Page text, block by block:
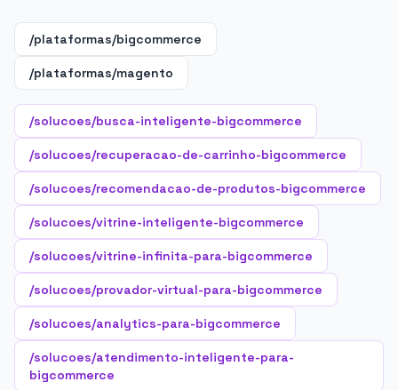
/plataformas/bigcommerce
/plataformas/magento
/solucoes/busca-inteligente-bigcommerce
/solucoes/recuperacao-de-carrinho-bigcommerce
/solucoes/recomendacao-de-produtos-bigcommerce
/solucoes/vitrine-inteligente-bigcommerce
/solucoes/vitrine-infinita-para-bigcommerce
/solucoes/provador-virtual-para-bigcommerce
/solucoes/analytics-para-bigcommerce
/solucoes/atendimento-inteligente-para-
bigcommerce